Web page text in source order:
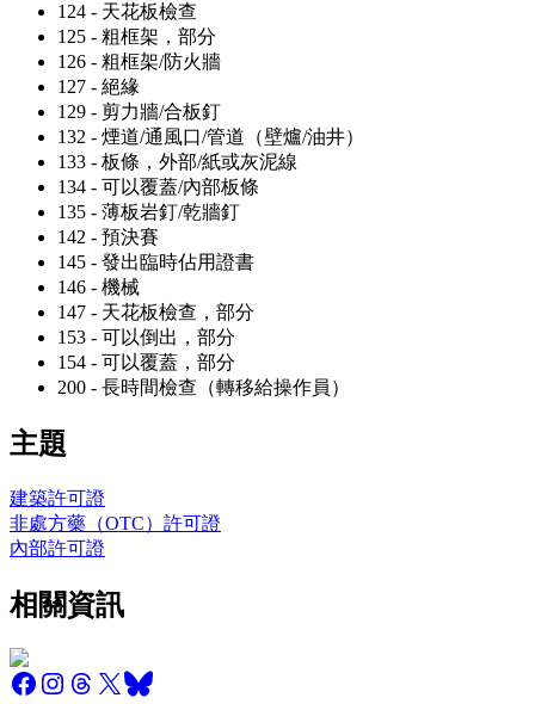
124 - 天花板檢查
125 - 粗框架，部分
126 - 粗框架/防火牆
127 - 絕緣
129 - 剪力牆/合板釘
132 - 煙道/通風口/管道（壁爐/油井）
133 - 板條，外部/紙或灰泥線
134 - 可以覆蓋/內部板條
135 - 薄板岩釘/乾牆釘
142 - 預決賽
145 - 發出臨時佔用證書
146 - 機械
147 - 天花板檢查，部分
153 - 可以倒出，部分
154 - 可以覆蓋，部分
200 - 長時間檢查（轉移給操作員）
主題
建築許可證
非處方藥（OTC）許可證
內部許可證
相關資訊